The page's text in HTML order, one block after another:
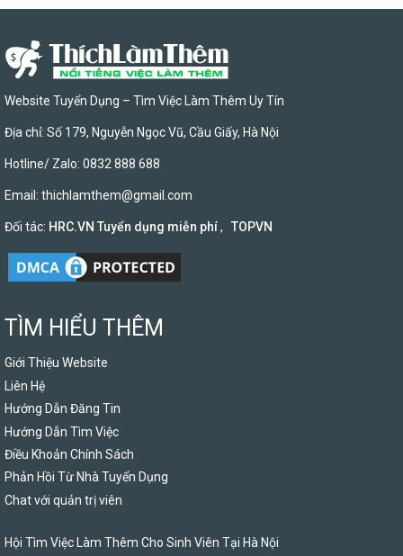
Website Tuyển Dụng – Tìm Việc Làm Thêm Uy Tín
Địa chỉ: Số 179, Nguyễn Ngọc Vũ, Cầu Giấy, Hà Nội
Hotline/ Zalo: 0832 888 688
Email: thichlamthem@gmail.com
Đối tác: HRC.VN Tuyển dụng miễn phí, TOPVN
TÌM HIỂU THÊM
Giới Thiệu Website
Liên Hệ
Hướng Dẫn Đăng Tin
Hướng Dẫn Tìm Việc
Điều Khoản Chính Sách
Phản Hồi Từ Nhà Tuyển Dụng
Chat với quản trị viên
Hội Tìm Việc Làm Thêm Cho Sinh Viên Tại Hà Nội